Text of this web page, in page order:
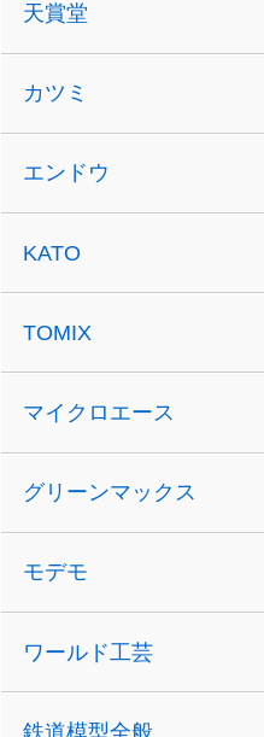
天賞堂
カツミ
エンドウ
KATO
TOMIX
マイクロエース
グリーンマックス
モデモ
ワールド工芸
鉄道模型全般